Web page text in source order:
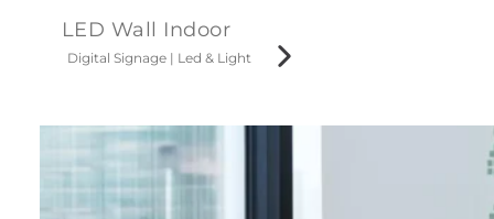
LED Wall Indoor
Digital Signage| Led & Light